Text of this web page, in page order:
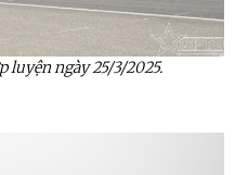
luyện ngày 25/3/2025.